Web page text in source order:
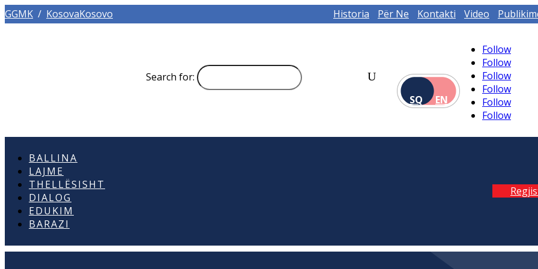
GGMK / KosovaKosovo Historia Për Ne Kontakti Video
Search for:
SQ
EN
Follow
Follow
Follow
Follow
Follow
Follow
BALLINA
LAJME
THELLËSISHT
DIALOG
EDUKIM
BARAZI